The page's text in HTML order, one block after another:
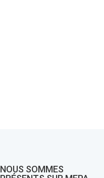
NOUS SOMMES